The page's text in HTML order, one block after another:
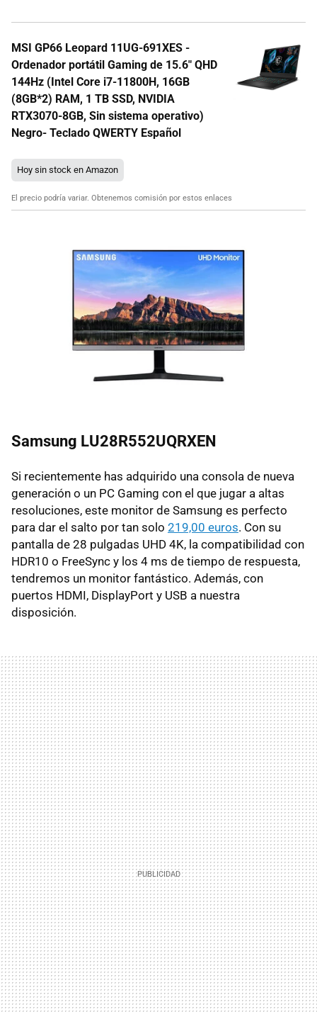
MSI GP66 Leopard 11UG-691XES -
Ordenador portátil Gaming de 15.6" QHD
144Hz (Intel Core i7-11800H, 16GB
(8GB*2) RAM, 1 TB SSD, NVIDIA
RTX3070-8GB, Sin sistema operativo)
Negro- Teclado QWERTY Español
Hoy sin stock en Amazon
El precio podría variar. Obtenemos comisión por estos enlaces
Samsung LU28R552UQRXEN
Si recientemente has adquirido una consola de nueva
generación o un PC Gaming con el que jugar a altas
resoluciones, este monitor de Samsung es perfecto
para dar el salto por tan solo 219,00 euros. Con su
pantalla de 28 pulgadas UHD 4K, la compatibilidad con
HDR10 o FreeSync y los 4 ms de tiempo de respuesta,
tendremos un monitor fantástico. Además, con
puertos HDMI, DisplayPort y USB a nuestra
disposición.